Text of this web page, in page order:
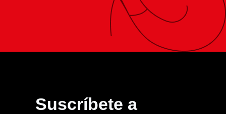
Suscríbete a